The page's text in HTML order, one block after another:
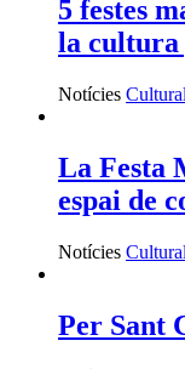
5 festes
la
Notícies Cultural
La Festa
espai de
Notícies Cultural
Per Sant